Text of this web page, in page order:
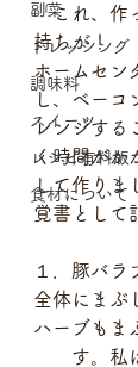
副菜
ドレッシング
調味料
スイーツ
レシピ有料版
食材について
「これ、作
持ちが！
ホームセン
し、ベーコ
レンジする
く時間がか
して作りま
覚書として
１．豚バラ
全体にまぶ
ハーブもま
す。私は